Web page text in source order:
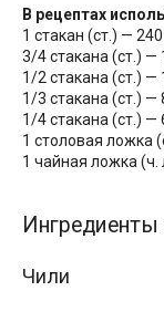
В рецептах
1 стакан (ст.) —
3/4 стакана (ст.) —
1/2 стакана (ст.) —
1/3 стакана (ст.) —
1/4 стакана (ст.) —
1 столовая ложка
1 чайная ложка (ч.
Ингредиенты
Чили